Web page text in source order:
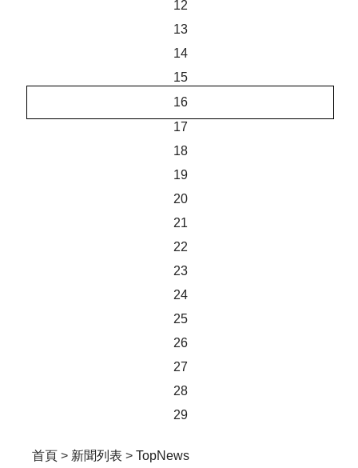
12
13
14
15
16
17
18
19
20
21
22
23
24
25
26
27
28
29
首頁 > 新聞列表 > TopNews